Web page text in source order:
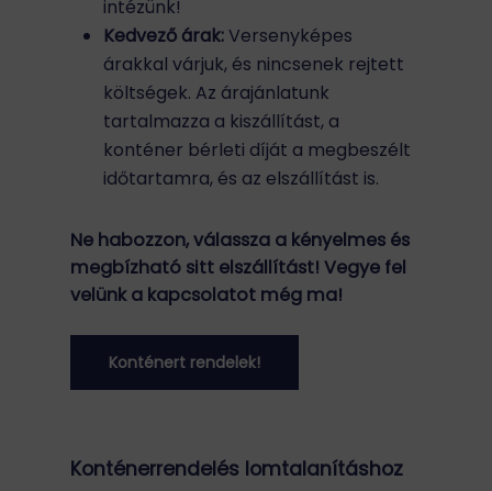
intézünk!
Kedvező árak:Versenyképes
árakkal várjuk, és nincsenek rejtett
költségek. Az árajánlatunk
tartalmazza a kiszállítást, a
konténer bérleti díját a megbeszélt
időtartamra, és az elszállítást is.
Ne habozzon, válassza a kényelmes és
megbízható sitt elszállítást! Vegye fel
velünk a kapcsolatot még ma!
Konténert rendelek!
Konténerrendelés lomtalanításhoz